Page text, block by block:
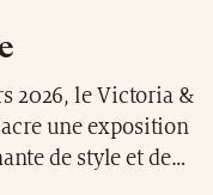
2026, le Victoria &
une exposition
de style et de